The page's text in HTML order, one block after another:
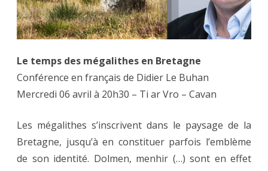
des
Le temps des mégalithes en Bretagne
Conférence en français de Didier Le Buhan
Mercredi 06 avril à 20h30 – Ti ar Vro – Cavan
Les mégalithes s’inscrivent dans le paysage de la
Bretagne, jusqu’à en constituer parfois l’emblème
de son identité. Dolmen, menhir (…) sont en effet